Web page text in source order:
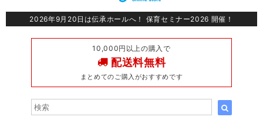
2026年9月20日は伝承ホールへ！ 保育セミナー2026 開催！
10,000円以上の購入で
配送料無料
まとめてのご購入がおすすめです